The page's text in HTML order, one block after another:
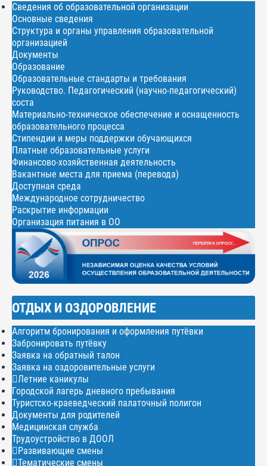
Сведения об образовательной организации
Основные сведения
Структура и органы управления образовательной
организацией
Документы
Образование
Образовательные стандарты и требования
Руководство. Педагогический (научно-педагогический)
соста
Материально-техническое обеспечение и оснащенность
образовательного процесса
Стипендии и меры поддержки обучающихся
Платные образовательные услуги
Финансово-хозяйственная деятельность
Вакантные места для приема (перевода)
Доступная среда
Международное сотрудничество
Раскрытие информации
Организация питания в ОО
ОТДЫХ И ОЗДОРОВЛЕНИЕ
Алгоритм бронирования и оформления путёвки
Забронировать путёвку
Заявка на обратный талон
Заявка на оздоровительные услуги
Летние каникулы
Городской лагерь дневного пребывания
Туристско-краеведческий палаточный полигон
Документы для родителей
Медицинская служба
Трудоустройство в ДООЛ
Развивающие смены
Тематические смены